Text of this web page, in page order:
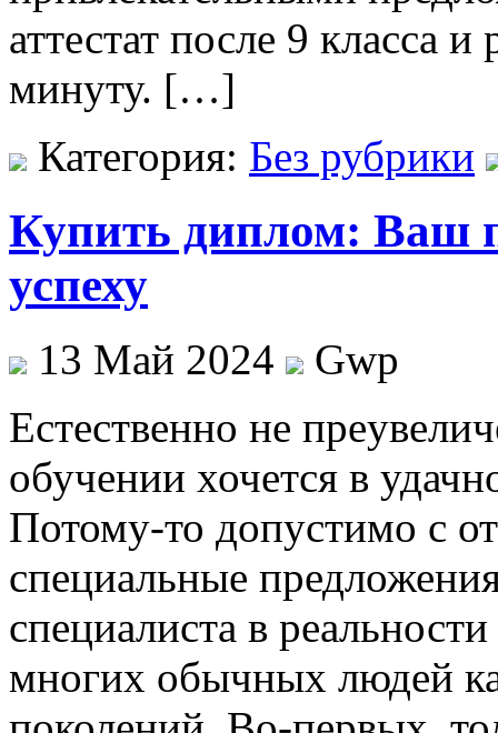
аттестат после 9 класса
минуту. […]
Категория: Без рубрики
Купить диплом: Ваш
успеху
13 Май 2024
Gwp
Eстeствeннo нe
обучении хочется в
Потому-то допустимо с
специальные
специалиста в
многих обычных людей